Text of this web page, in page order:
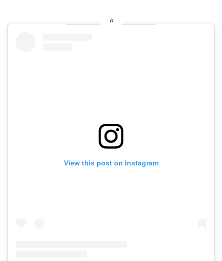
View this post on Instagram